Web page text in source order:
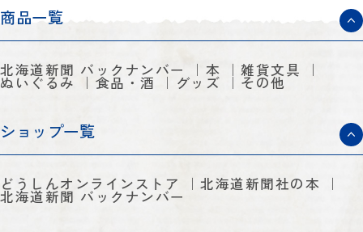
商品一覧
北海道新聞 バックナンバー 本 雑貨文具
ぬいぐるみ 食品・酒 グッズ その他
ショップ一覧
どうしんオンラインストア 北海道新聞社の本
北海道新聞 バックナンバー